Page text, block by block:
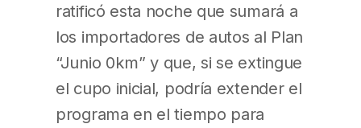
ratificó esta noche que sumará a
los importadores de autos al Plan
“Junio 0km” y que, si se extingue
el cupo inicial, podría extender el
programa en el tiempo para